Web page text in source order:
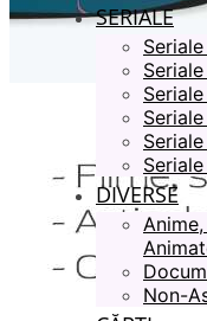
SERIALE
DIVERSE
Non-